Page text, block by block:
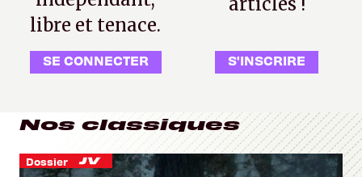
libre et tenace.
SE CONNECTER S'INSCRIRE
Nos classiques
Dossier